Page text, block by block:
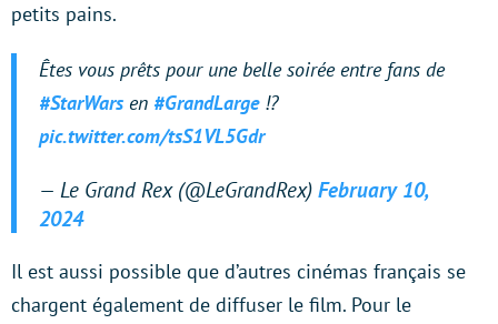
petits pains.
Êtes vous prêts pour une belle soirée entre fans de
#StarWars en #GrandLarge!?
pic.twitter.com/tsS1VL5Gdr
— Le Grand Rex (@LeGrandRex) February 10,
2024
Il est aussi possible que d’autres cinémas français se
chargent également de diffuser le film. Pour le